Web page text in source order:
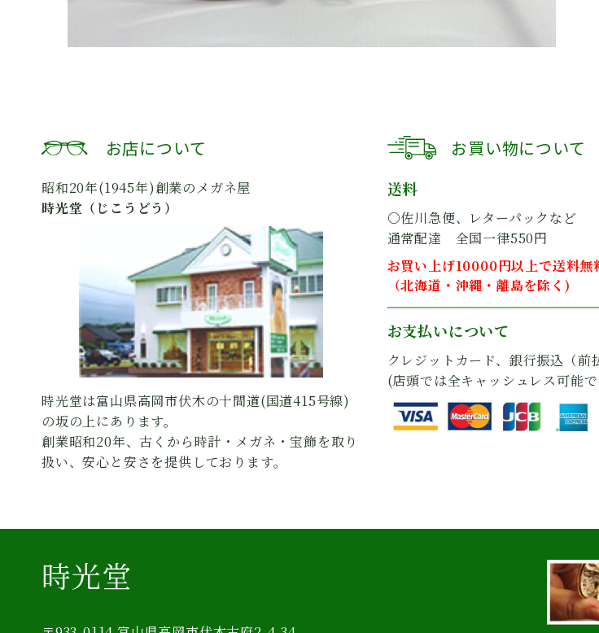
お店について
昭和20年(1945年)創業のメガネ屋
時光堂（じこうどう）
時光堂は富山県高岡市伏木の十間道(国道415号線)
の坂の上にあります。
創業昭和20年、古くから時計・メガネ・宝飾を取り
扱い、安心と安さを提供しております。
お買い物について
送料
○佐川急便、レターパックなど
通常配達 全国一律550円
お買い上げ10000円以上で送料無
（北海道・沖縄・離島を除く)
お支払いについて
クレジットカード、銀行振込（前
(店頭では全キャッシュレス可能で
時光堂